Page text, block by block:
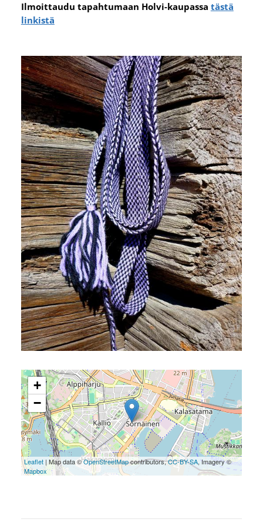
Ilmoittaudu tapahtumaan Holvi-kaupassa tästä
linkistä
+
−
Leaflet| Map data ©OpenStreetMapcontributors,CC-BY-SA, Imagery ©
Mapbox